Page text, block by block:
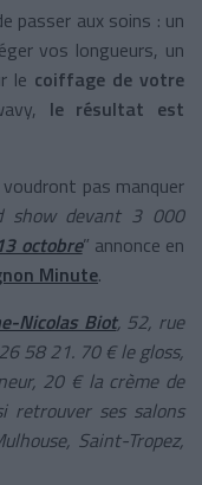
passer aux soins : un
vos longueurs, un
le coiffage de votre
le résultat est
pas manquer
show devant 3 000
13 octobre” annonce en
Minute.
Nicolas Biot, 52, rue
58 21. 70 € le gloss,
20 € la crème de
retrouver ses salons
Saint-Tropez,